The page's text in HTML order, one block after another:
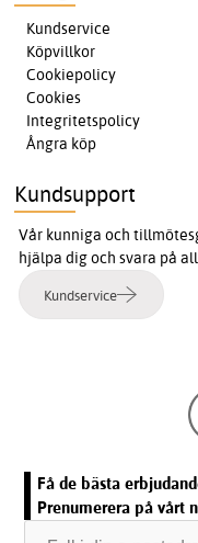
Kundservice
Köpvillkor
Cookiepolicy
Cookies
Integritetspolicy
Ångra köp
Kundsupport
Vår kunniga och
hjälpa dig och svara på
Kundservice
Få de bästa
Prenumerera på vårt